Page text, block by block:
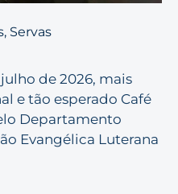
, Servas
de 2026, mais
e tão esperado Café
Departamento
Evangélica Luterana